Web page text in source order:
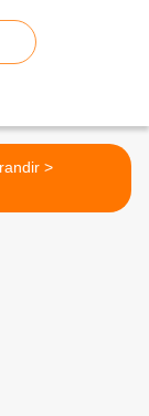
Grandir >